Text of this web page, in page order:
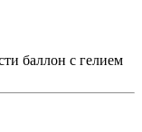
баллон с гелием